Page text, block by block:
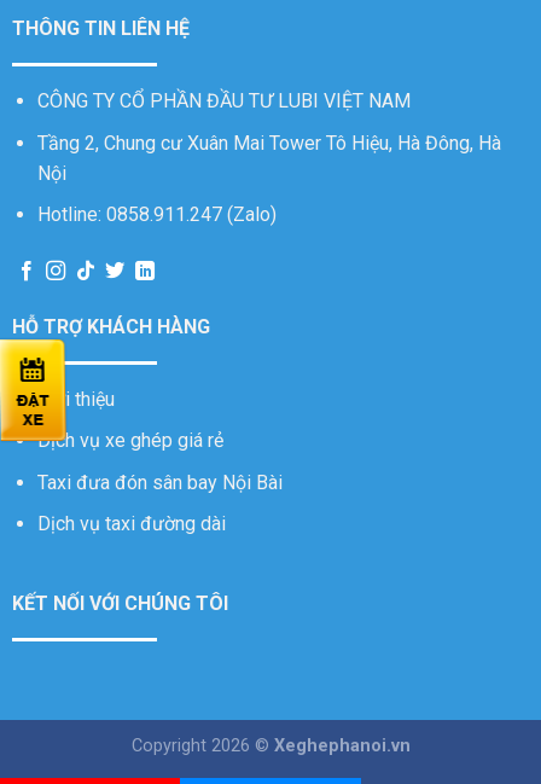
THÔNG TIN LIÊN HỆ
CÔNG TY CỔ PHẦN ĐẦU TƯ LUBI VIỆT NAM
Tầng 2, Chung cư Xuân Mai Tower Tô Hiệu, Hà Đông, Hà
Nội
Hotline: 0858.911.247 (Zalo)
HỖ TRỢ KHÁCH HÀNG
Giới thiệu
Dịch vụ xe ghép giá rẻ
Taxi đưa đón sân bay Nội Bài
Dịch vụ taxi đường dài
KẾT NỐI VỚI CHÚNG TÔI
Copyright 2026 © Xeghephanoi.vn